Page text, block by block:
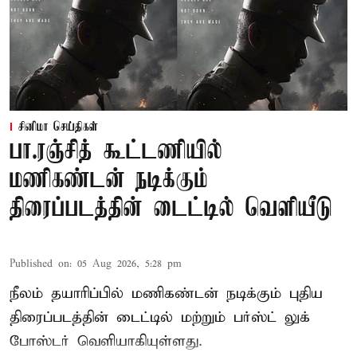
சினிமா செய்திகள்
பா.ரஞ்சித் கூட்டணியில்
மணிகண்டன் நடிக்கும்
திரைப்படத்தின் டைட்டில் வெளியீடு
Published on: 05 Aug 2026, 5:28 pm
நீலம் தயாரிப்பில் மணிகண்டன் நடிக்கும் புதிய
திரைப்படத்தின் டைட்டில் மற்றும் பர்ஸ்ட் லுக்
போஸ்டர் வெளியாகியுள்ளது.